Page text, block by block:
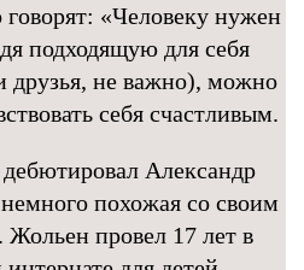
«Человеку нужен
подходящую для себя
друзья, не важно), можно
себя счастливым.
Александр
похожая со своим
провел 17 лет в